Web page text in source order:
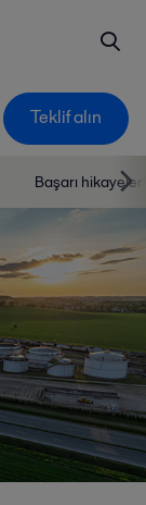
Teklif alın
Başarı hikayeleri